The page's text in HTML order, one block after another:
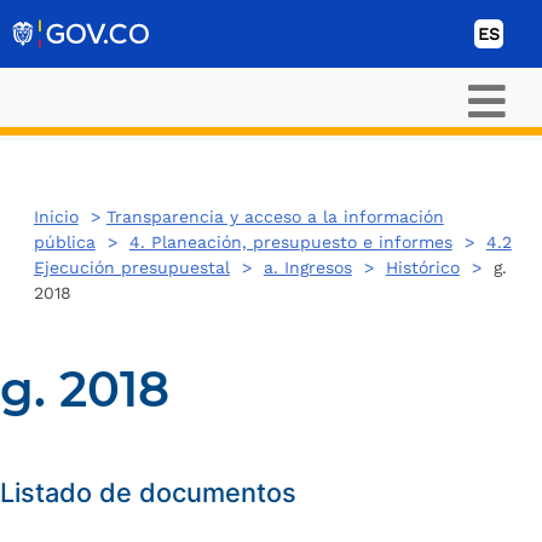
ES
Inicio> Transparencia y acceso a la información
pública > 4. Planeación, presupuesto e informes> 4.2
Ejecución presupuestal > a. Ingresos> Histórico> g.
2018
g. 2018
Listado de documentos